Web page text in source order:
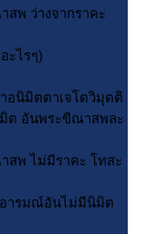
ว่างจากราคะ
ะไรๆ)
นิมิตตาเจโตวิมุตติ
มิต อันพระขีณาสพละ
ไม่มีราคะ โทสะ
อารมณ์อันไม่มีนิมิต